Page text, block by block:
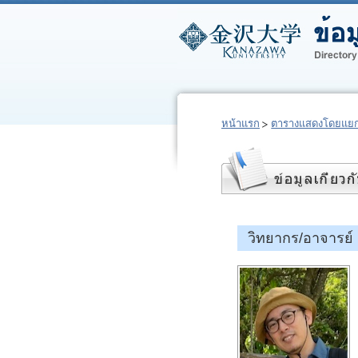
หน้าแรก ตารางแสดงโดยแ
วิทยากร/อาจาร